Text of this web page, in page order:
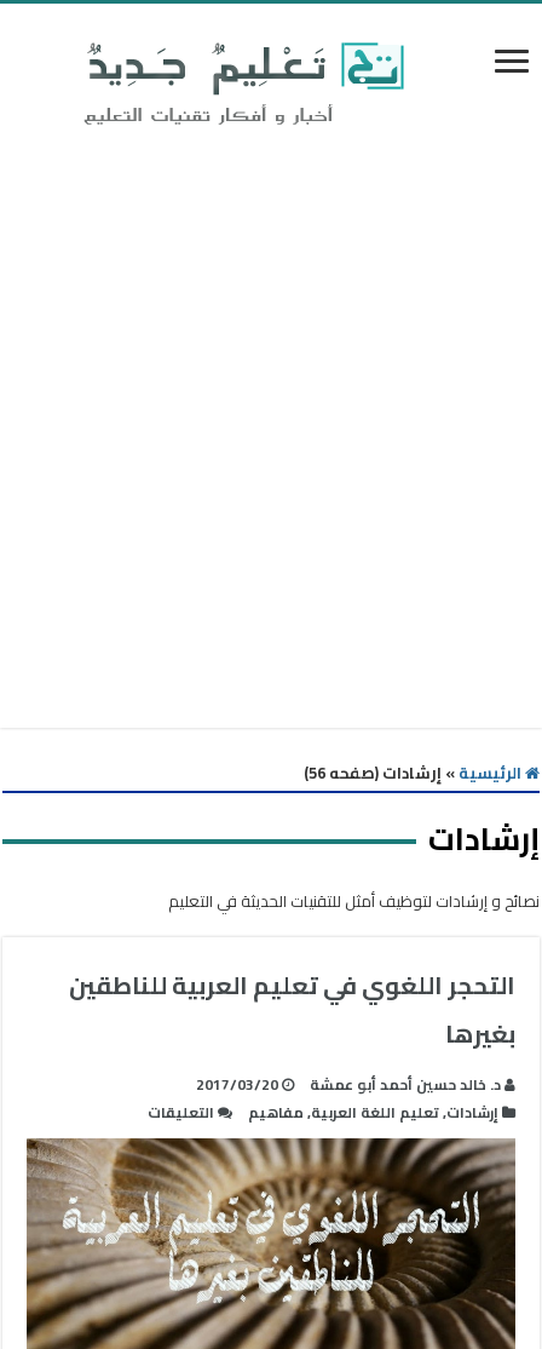
الرئيسية» إرشادات (صفحه 56)
إرشادات
نصائح و إرشادات لتوظيف أمثل للتقنيات الحديثة في التعليم
التحجر اللغوي في تعليم العربية للناطقين
بغيرها
د. خالد حسين أحمد أبو عمشة
2017/03/20
إرشادات,تعليم اللغة العربية,مفاهيم التعليقات
التحجر
اللغوي
في
تعليم
العربية
للناطقين
بغيرها
مغلقة